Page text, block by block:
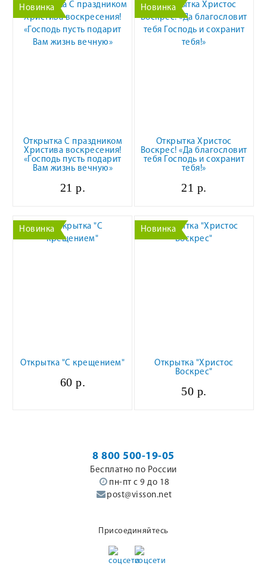
Новинка
Открытка С праздником
Христива воскресения!
«Господь пусть подарит
Вам жизнь вечную»
21 р.
Новинка
Открытка Христос
Воскрес! «Да благословит
тебя Господь и сохранит
тебя!»
21 р.
Новинка
Открытка "С крещением"
60 р.
Новинка
Открытка "Христос
Воскрес"
50 р.
8 800 500-19-05
Бесплатно по России
пн-пт с 9 до 18
post@visson.net
Присоединяйтесь